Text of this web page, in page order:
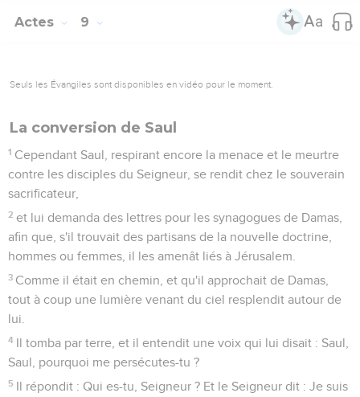
Actes 9
Seuls les Évangiles sont disponibles en vidéo pour le moment.
La conversion de Saul
1 Cependant Saul, respirant encore la menace et le meurtre
contre les disciples du Seigneur, se rendit chez le souverain
sacrificateur,
2 et lui demanda des lettres pour les synagogues de Damas,
afin que, s'il trouvait des partisans de la nouvelle doctrine,
hommes ou femmes, il les amenât liés à Jérusalem.
3 Comme il était en chemin, et qu'il approchait de Damas,
tout à coup une lumière venant du ciel resplendit autour de
lui.
4 Il tomba par terre, et il entendit une voix qui lui disait : Saul,
Saul, pourquoi me persécutes-tu ?
5 Il répondit : Qui es-tu, Seigneur ? Et le Seigneur dit : Je suis